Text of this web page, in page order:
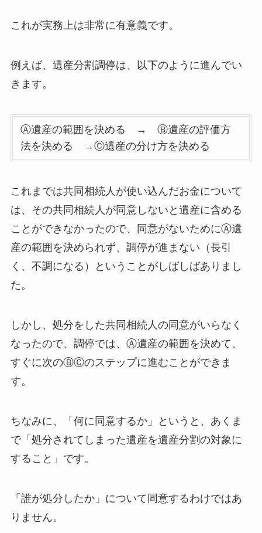
これが実務上は非常に有意義です。
例えば、遺産分割調停は、以下のように進んでい
きます。
Ⓐ遺産の範囲を決める → Ⓑ遺産の評価方
法を決める →Ⓒ遺産の分け方を決める
これまでは共同相続人が使い込んだお金について
は、その共同相続人が同意しないと遺産に含める
ことができなかったので、同意がないためにⒶ遺
産の範囲を決められず、調停が進まない（長引
く、不調になる）ということがしばしばありまし
た。
しかし、処分をした共同相続人の同意がいらなく
なったので、調停では、Ⓐ遺産の範囲を決めて、
すぐに次のⒷⒸのステップに進むことができま
す。
ちなみに、「何に同意するか」というと、あくま
で「処分されてしまった遺産を遺産分割の対象に
すること」です。
「誰が処分したか」について同意するわけではあ
りません。